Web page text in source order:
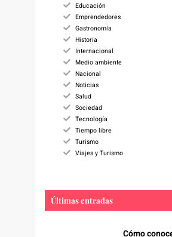
Educación
Emprendedores
Gastronomía
Historia
Internacional
Medio ambiente
Nacional
Noticias
Salud
Sociedad
Tecnología
Tiempo libre
Turismo
Viajes y Turismo
Últimas entradas
Cómo